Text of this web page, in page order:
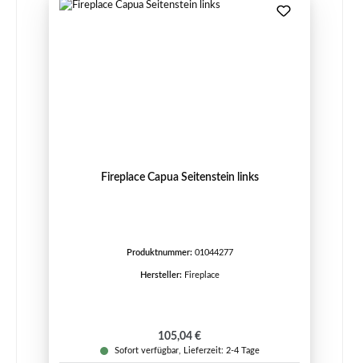
Fireplace Capua Seitenstein links
Produktnummer: 01044277
Hersteller: Fireplace
Regulärer Preis:
105,04 €
Sofort verfügbar, Lieferzeit: 2-4 Tage